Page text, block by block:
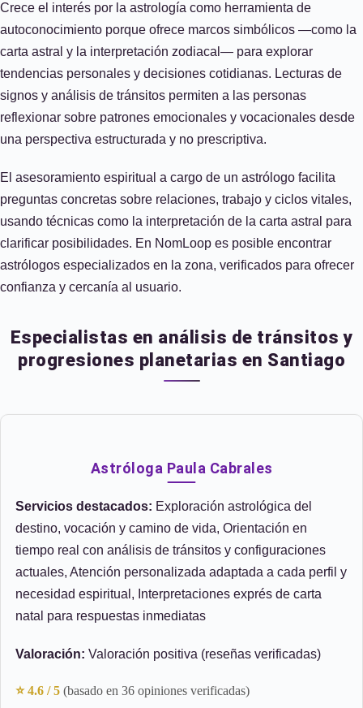
Crece el interés por la astrología como herramienta de
autoconocimiento porque ofrece marcos simbólicos —como la
carta astral y la interpretación zodiacal— para explorar
tendencias personales y decisiones cotidianas. Lecturas de
signos y análisis de tránsitos permiten a las personas
reflexionar sobre patrones emocionales y vocacionales desde
una perspectiva estructurada y no prescriptiva.
El asesoramiento espiritual a cargo de un astrólogo facilita
preguntas concretas sobre relaciones, trabajo y ciclos vitales,
usando técnicas como la interpretación de la carta astral para
clarificar posibilidades. En NomLoop es posible encontrar
astrólogos especializados en la zona, verificados para ofrecer
confianza y cercanía al usuario.
Especialistas en análisis de tránsitos y
progresiones planetarias en Santiago
Astróloga Paula Cabrales
Servicios destacados: Exploración astrológica del
destino, vocación y camino de vida, Orientación en
tiempo real con análisis de tránsitos y configuraciones
actuales, Atención personalizada adaptada a cada perfil y
necesidad espiritual, Interpretaciones exprés de carta
natal para respuestas inmediatas
Valoración: Valoración positiva (reseñas verificadas)
⭐ 4.6 / 5 (basado en 36 opiniones verificadas)